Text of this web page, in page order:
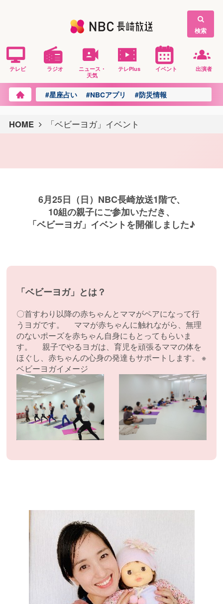
検索
テレビ ラジオ
ニュース・
天気
テレPlus イベント 出演者
#星座占い #NBCアプリ #防災情報
HOME 「ベビーヨガ」イベント
6月25日（日）NBC長崎放送1階で、
10組の親子にご参加いただき、
「ベビーヨガ」イベントを開催しました♪
「ベビーヨガ」とは？
〇首すわり以降の赤ちゃんとママがペアになって行
うヨガです。 ママが赤ちゃんに触れながら、無理
のないポーズを赤ちゃん自身にもとってもらいま
す。 親子でやるヨガは、育児を頑張るママの体を
ほぐし、赤ちゃんの心身の発達もサポートします。 ※
ベビーヨガイメージ